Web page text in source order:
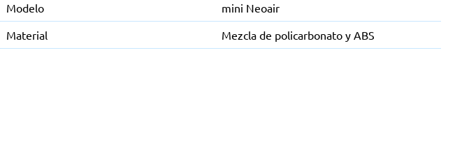
Modelo
mini Neoair
Material
Mezcla de policarbonato y ABS